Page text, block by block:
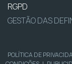
RGPD
GESTÃO DAS
POLÍTICA DE